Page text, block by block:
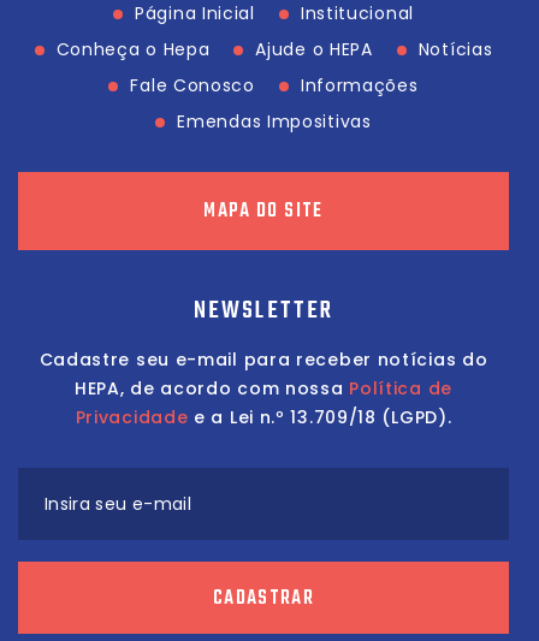
Página Inicial
Institucional
Conheça o Hepa
Ajude o HEPA
Notícias
Fale Conosco
Informações
Emendas Impositivas
MAPA DO SITE
NEWSLETTER
Cadastre seu e-mail para receber notícias do
HEPA, de acordo com nossa Política de
Privacidade e a Lei n.º 13.709/18 (LGPD).
Insira seu e-mail
CADASTRAR